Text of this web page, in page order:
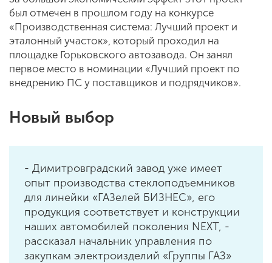
был отмечен в прошлом году на конкурсе
«Производственная система: Лучший проект и
эталонный участок», который проходил на
площадке Горьковского автозавода. Он занял
первое место в номинации «Лучший проект по
внедрению ПС у поставщиков и подрядчиков».
Новый выбор
- Димитровградский завод уже имеет
опыт производства стеклоподъемников
для линейки «ГАЗелей БИЗНЕС», его
продукция соответствует и конструкции
наших автомобилей поколения NEXT, -
рассказал начальник управления по
закупкам электроизделий «Группы ГАЗ»